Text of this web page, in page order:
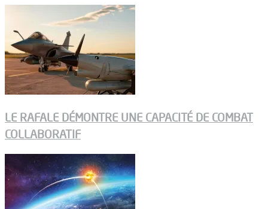
LE RAFALE DÉMONTRE UNE CAPACITÉ DE COMBAT
COLLABORATIF